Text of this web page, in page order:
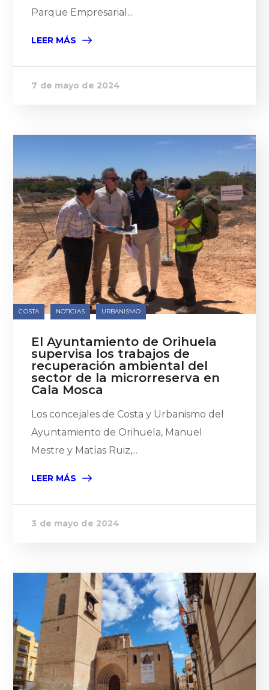
Parque Empresarial...
LEER MÁS
7 de mayo de 2024
COSTA NOTICIAS URBANISMO
El Ayuntamiento de Orihuela
supervisa los trabajos de
recuperación ambiental del
sector de la microrreserva en
Cala Mosca
Los concejales de Costa y Urbanismo del
Ayuntamiento de Orihuela, Manuel
Mestre y Matías Ruiz,...
LEER MÁS
3 de mayo de 2024